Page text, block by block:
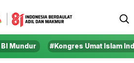
Mundur #Kongres Umat Islam